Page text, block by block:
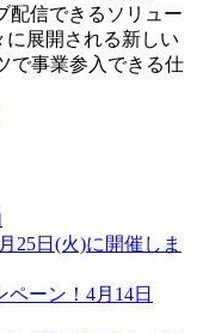
配信できるソリュー
に展開される新しい
で事業参入できる仕
25日(火)に開催しま
ーン！4月14日